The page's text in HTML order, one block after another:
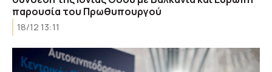
παρουσία του Πρωθυπουργού
18/12 13:11